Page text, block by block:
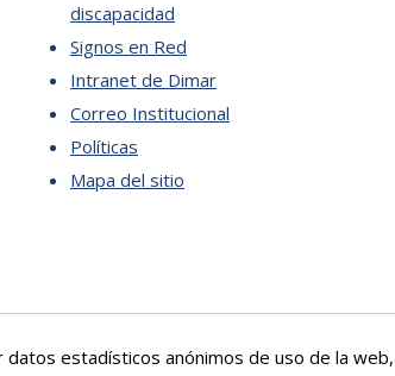
discapacidad
Signos en Red
Intranet de Dimar
Correo Institucional
Políticas
Mapa del sitio
estadísticos anónimos de uso de la web,